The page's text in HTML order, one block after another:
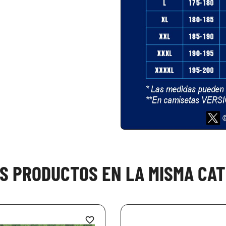
PRODUCTOS EN LA MISMA
favorite_border